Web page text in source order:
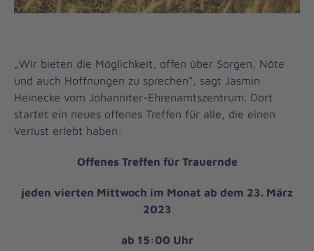
„Wir bieten die Möglichkeit, offen über Sorgen, Nöte
und auch Hoffnungen zu sprechen“, sagt Jasmin
Heinecke vom Johanniter-Ehrenamtszentrum. Dort
startet ein neues offenes Treffen für alle, die einen
Verlust erlebt haben:
Offenes Treffen für Trauernde
jeden vierten Mittwoch im Monat ab dem 23. März
2023
ab 15:00 Uhr